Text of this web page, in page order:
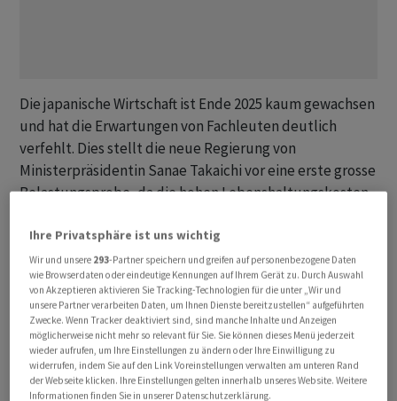
Die japanische Wirtschaft ist Ende 2025 kaum gewachsen
und hat die ‌Erwartungen ⁠von Fachleuten deutlich
verfehlt. Dies stellt die neue Regierung von
Ministerpräsidentin Sanae Takaichi vor eine erste grosse
Belastungsprobe, da die ⁠hohen Lebenshaltungskosten
Bruttoinlandsprodukt (BIP) der viertgrössten
Volkswirtschaft der Welt legte auf das Jahr
hochgerechnet um 0,2 Prozent zu, wie die ‌Regierung
am Montag in Tokio mitteilte. Von der
Nachrichtenagentur Reuters befragte Experten hatten
jedoch ‌mit einem Anstieg von 1,6 Prozent gerechnet. Im
Sommer-Quartal ​war die Wirtschaft noch um revidiert
2,6 Prozent geschrumpft.
Ihre Privatsphäre ist uns wichtig
Wir und unsere 293-Partner speichern und greifen auf personenbezogene Daten
wie Browserdaten oder eindeutige Kennungen auf Ihrem Gerät zu. Durch Auswahl
von Akzeptieren aktivieren Sie Tracking-Technologien für die unter „Wir und
unsere Partner verarbeiten Daten, um Ihnen Dienste bereitzustellen“ aufgeführten
Zwecke. Wenn Tracker deaktiviert sind, sind manche Inhalte und Anzeigen
möglicherweise nicht mehr so relevant für Sie. Sie können dieses Menü jederzeit
wieder aufrufen, um Ihre Einstellungen zu ändern oder Ihre Einwilligung zu
widerrufen, indem Sie auf den Link Voreinstellungen verwalten am unteren Rand
der Webseite klicken. Ihre Einstellungen gelten innerhalb unseres Website. Weitere
Informationen finden Sie in unserer Datenschutzerklärung.